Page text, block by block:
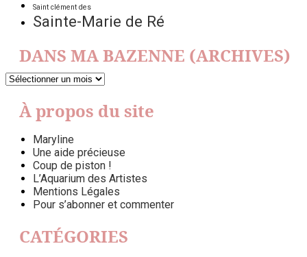
Saint clément des
Sainte-Marie de Ré
DANS MA BAZENNE (ARCHIVES)
DANS
BAZENNE
(ARCHIVES)
À propos du site
Maryline
Une aide précieuse
Coup de piston !
L’Aquarium des Artistes
Mentions Légales
Pour s’abonner et commenter
CATÉGORIES